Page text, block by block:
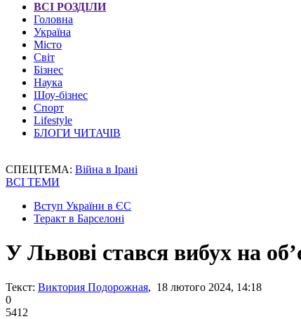
ВСІ РОЗДІЛИ
Головна
Україна
Місто
Світ
Бізнес
Наука
Шоу-бізнес
Спорт
Lifestyle
БЛОГИ ЧИТАЧІВ
СПЕЦТЕМА: Війна в Ірані
ВСІ ТЕМИ
Вступ України в ЄС
Теракт в Барселоні
У Львові стався вибух на
Текст: Виктория Подорожная, 18 лютого 2024, 14:18
0
5412